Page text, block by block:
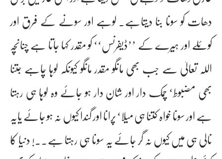
دھات کو سونا بنا دیتاہے۔ لوہے اور سونے کے فرق اور
کوئلے اور ہیرے کے ’’ڈیفرنس‘‘ کو مقدر کہا جاتا ہے چناںچہ
اللہ تعالیٰ سے جب بھی مانگو مقدر مانگو کیوںکہ لوہا چاہے جتنا
بھی مضبوط‘ چمک دار اور شان دار ہو جائے وہ لوہا ہی رہتا
ہے اور سونا خواہ کتنا ہی میلا‘ پرانا اور گندا کیوں نہ ہو جائے یایہ
نالی ہی میں کیوں نہ گر جائے یہ سونا ہی رہتا ہے۔۔! دنیا کا